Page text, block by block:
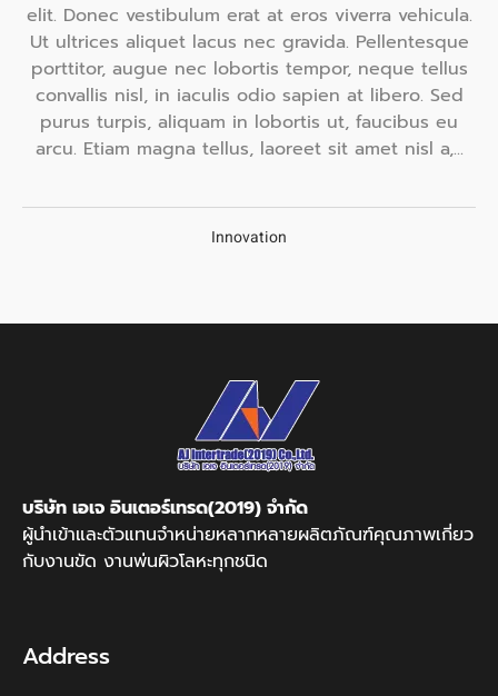
elit. Donec vestibulum erat at eros viverra vehicula.
Ut ultrices aliquet lacus nec gravida. Pellentesque
porttitor, augue nec lobortis tempor, neque tellus
convallis nisl, in iaculis odio sapien at libero. Sed
purus turpis, aliquam in lobortis ut, faucibus eu
arcu. Etiam magna tellus, laoreet sit amet nisl a,...
Innovation
บริษัท เอเจ อินเตอร์เทรด(2019) จำกัด
ผู้นำเข้าและตัวแทนจำหน่ายหลากหลายผลิตภัณฑ์คุณภาพเกี่ยว
กับงานขัด งานพ่นผิวโลหะทุกชนิด
Address